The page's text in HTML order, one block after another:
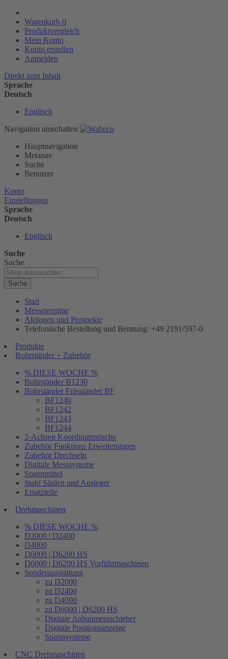
Warenkorb 0
Produktvergleich
Mein Konto
Konto erstellen
Anmelden
Direkt zum Inhalt
Sprache
Deutsch
Englisch
Navigation umschalten
Hauptnavigation
Metanav
Suche
Benutzer
Konto
Einstellungen
Sprache
Deutsch
Englisch
Suche
Suche
Suche
Start
Messetermine
Aktionen und Prospekte
Telefonische Bestellung und Beratung: +49 2191/597-0
Produkte
Bohrständer + Zubehör
% DIESE WOCHE %
Bohrständer B1230
Bohrständer Fräsständer BF
BF1240
BF1242
BF1243
BF1244
2-Achsen Koordinatentische
Zubehör Funktions Erweiterungen
Zubehör Drechseln
Digitale Messsysteme
Spannmittel
Stahl Säulen und Ausleger
Ersatzteile
Drehmaschinen
% DIESE WOCHE %
D2000 | D2400
D4000
D6000 | D6200 HS
D6000 | D6200 HS Vorführmaschinen
Sonderausstattung
zu D2000
zu D2400
zu D4000
zu D6000 | D6200 HS
Digitale Anbaumessschieber
Digitale Positionsanzeige
Spannsysteme
CNC Drehmaschinen